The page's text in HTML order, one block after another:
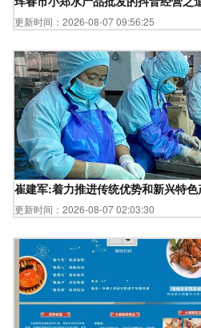
更新时间：2026-08-07 09:56:25
崔建军:着力推进传统优势和新兴特
更新时间：2026-08-07 02:03:30